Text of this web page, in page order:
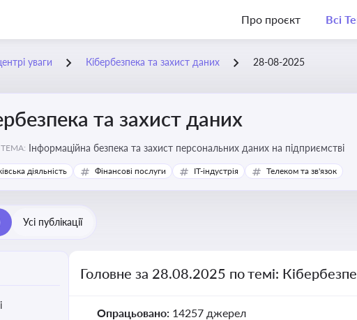
Про проєкт Всі
уваги Кібербезпека та захист даних 28-08-2025
та захист даних
Інформаційна безпека та захист персональних даних на підприємстві
діяльність Фінансові послуги IT-індустрія Телеком та зв'язок
Усі публікації
Головне за 28.08.2025 по темі:
Опрацьовано: 14257 джерел